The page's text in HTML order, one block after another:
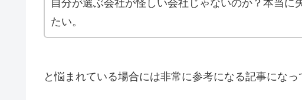
自分が選ぶ会社が怪しい会社じゃないのか？本当に
たい。
と悩まれている場合には非常に参考になる記事になっ